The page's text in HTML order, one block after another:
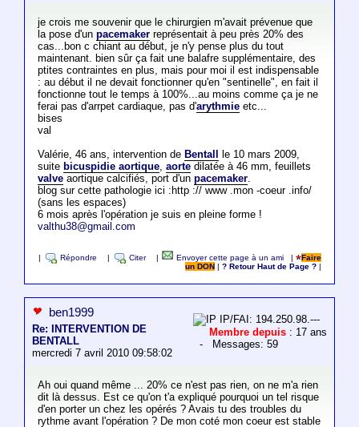
je crois me souvenir que le chirurgien m'avait prévenue que
la pose d'un pacemakerreprésentait à peu près 20% des
cas...bon c chiant au début, je n'y pense plus du tout
maintenant. bien sûr ça fait une balafre supplémentaire, des
ptites contraintes en plus, mais pour moi il est indispensable
: au début il ne devait fonctionner qu'en "sentinelle", en fait il
fonctionne tout le temps à 100%...au moins comme ça je ne
ferai pas d'arrpet cardiaque, pas d'arythmieetc...
bises
val
Valérie, 46 ans, intervention de Bentall
le 10 mars 2009,
suite bicuspidie aortique, aortedilatée à 46 mm, feuillets
valveaortique calcifiés, port d'un pacemaker.
blog sur cette pathologie ici :http :// www .mon -coeur .info/
(sans les espaces)
6 mois après l'opération je suis en pleine forme !
valthu38@gmail.com
Répondre Citer Envoyer cette page à un ami |
Faire
un DON
|? Retour Haut de Page ?
ben1999
Re: INTERVENTION DE
BENTALL
mercredi 7 avril 2010 09:58:02
IP/FAI: 194.250.98.---
Membre depuis : 17 ans
- Messages: 59
Ah oui quand même ... 20% ce n'est pas rien, on ne m'a rien
dit là dessus. Est ce qu'on t'a expliqué pourquoi un tel risque
d'en porter un chez les opérés ? Avais tu des troubles du
rythme avant l'opération ? De mon coté mon coeur est stable